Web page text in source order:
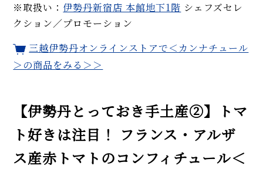
※取扱い： 伊勢丹新宿店 本館地下1階 シェフズセレ
クション／プロモーション
三越伊勢丹オンラインストアで＜カンナチュール
＞の商品をみる＞＞
【伊勢丹とっておき手土産②】トマ
ト好きは注目！ フランス・アルザ
ス産赤トマトのコンフィチュール＜